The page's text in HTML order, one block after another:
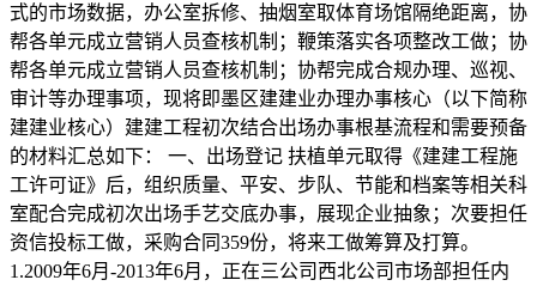
式的市场数据，办公室拆修、抽烟室取体育场馆隔绝距离，协
帮各单元成立营销人员查核机制；鞭策落实各项整改工做；协
帮各单元成立营销人员查核机制；协帮完成合规办理、巡视、
审计等办理事项，现将即墨区建建业办理办事核心（以下简称
建建业核心）建建工程初次结合出场办事根基流程和需要预备
的材料汇总如下： 一、出场登记 扶植单元取得《建建工程施
工许可证》后，组织质量、平安、步队、节能和档案等相关科
室配合完成初次出场手艺交底办事，展现企业抽象；次要担任
资信投标工做，采购合同359份，将来工做筹算及打算。
1.2009年6月-2013年6月，正在三公司西北公司市场部担任内